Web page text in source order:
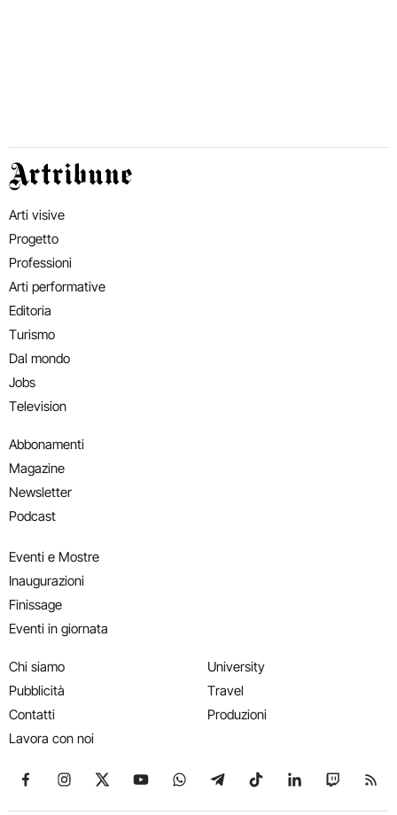
Artribune
Arti visive
Progetto
Professioni
Arti performative
Editoria
Turismo
Dal mondo
Jobs
Television
Abbonamenti
Magazine
Newsletter
Podcast
Eventi e Mostre
Inaugurazioni
Finissage
Eventi in giornata
Chi siamo
Pubblicità
Contatti
Lavora con noi
University
Travel
Produzioni
Seguici su Facebook
Seguici su Instagram
Seguici su X
Seguici su YouTube
Seguici su WhatsApp
Seguici su Telegram
Seguici su TikTok
Seguici su
Seguici